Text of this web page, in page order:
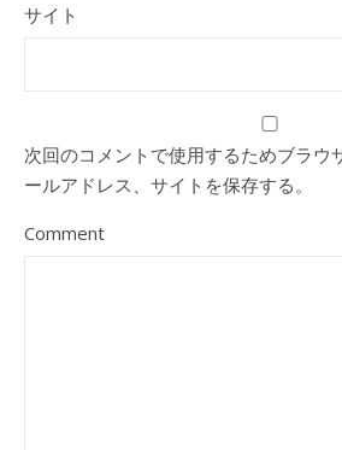
サイト
次回のコメントで使用するためブラウ
ールアドレス、サイトを保存する。
Comment